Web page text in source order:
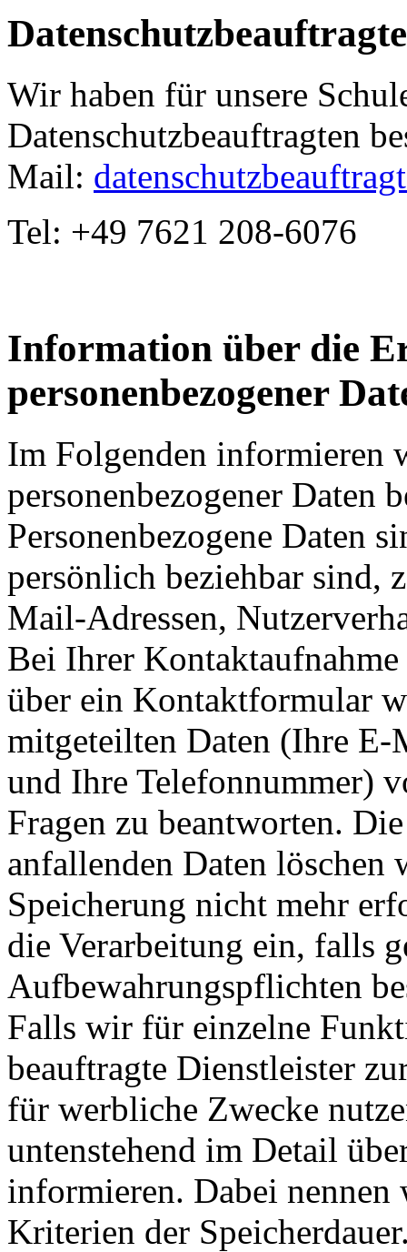
Wir haben für unsere
Datenschutzbeauftragten
Mail:
Tel: +49 7621 208-6076
Information über die
personenbezogener
Im Folgenden informieren
personenbezogener Daten
Personenbezogene Daten
persönlich beziehbar sind,
Mail-Adressen,
Bei Ihrer
über ein Kontaktformular
mitgeteilten Daten (Ihre
und Ihre Telefonnummer)
Fragen zu beantworten.
anfallenden Daten löschen
Speicherung nicht mehr
die Verarbeitung ein, falls
Aufbewahrungspflichten
Falls wir für einzelne
beauftragte Dienstleister
für werbliche Zwecke
untenstehend im Detail
informieren. Dabei nennen
Kriterien der